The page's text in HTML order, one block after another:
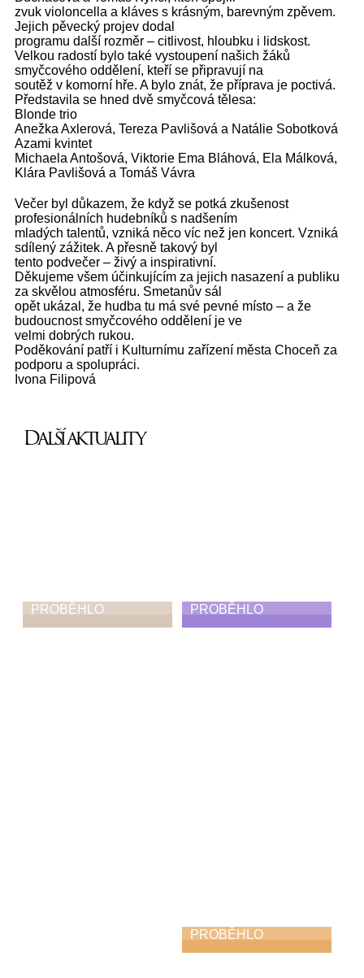
zvuk violoncella a kláves s krásným, barevným zpěvem.
Jejich pěvecký projev dodal
programu další rozměr – citlivost, hloubku i lidskost.
Velkou radostí bylo také vystoupení našich žáků
smyčcového oddělení, kteří se připravují na
soutěž v komorní hře. A bylo znát, že příprava je poctivá.
Představila se hned dvě smyčcová tělesa:
Blonde trio
Anežka Axlerová, Tereza Pavlišová a Natálie Sobotková
Azami kvintet
Michaela Antošová, Viktorie Ema Bláhová, Ela Málková,
Klára Pavlišová a Tomáš Vávra
Večer byl důkazem, že když se potká zkušenost
profesionálních hudebníků s nadšením
mladých talentů, vzniká něco víc než jen koncert. Vzniká
sdílený zážitek. A přesně takový byl
tento podvečer – živý a inspirativní.
Děkujeme všem účinkujícím za jejich nasazení a publiku
za skvělou atmosféru. Smetanův sál
opět ukázal, že hudba tu má své pevné místo – a že
budoucnost smyčcového oddělení je ve
velmi dobrých rukou.
Poděkování patří i Kulturnímu zařízení města Choceň za
podporu a spolupráci.
Ivona Filipová
Další aktuality
PROBĚHLO PROBĚHLO
PROBĚHLO